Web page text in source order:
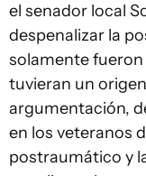
el senador local
despenalizar la
solamente
tuvieran un
argumentación,
en los veteranos
postraumático y